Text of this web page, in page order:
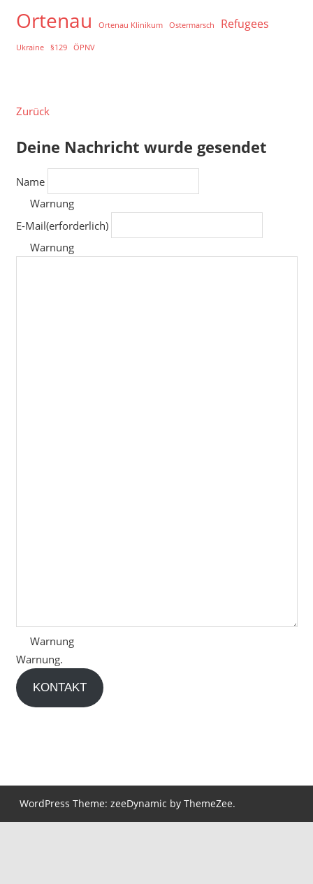
Ortenau Ortenau Klinikum Ostermarsch Refugees
Ukraine §129 ÖPNV
Zurück
Deine Nachricht wurde gesendet
Name
Warnung
E-Mail(erforderlich)
Warnung
Warnung
Warnung.
KONTAKT
WordPress Theme: zeeDynamic by ThemeZee.